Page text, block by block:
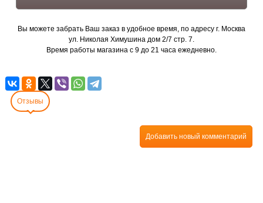
Вы можете забрать Ваш заказ в удобное время, по адресу г. Москва
ул. Николая Химушина дом 2/7 стр. 7.
Время работы магазина с 9 до 21 часа ежедневно.
Отзывы
Добавить новый комментарий